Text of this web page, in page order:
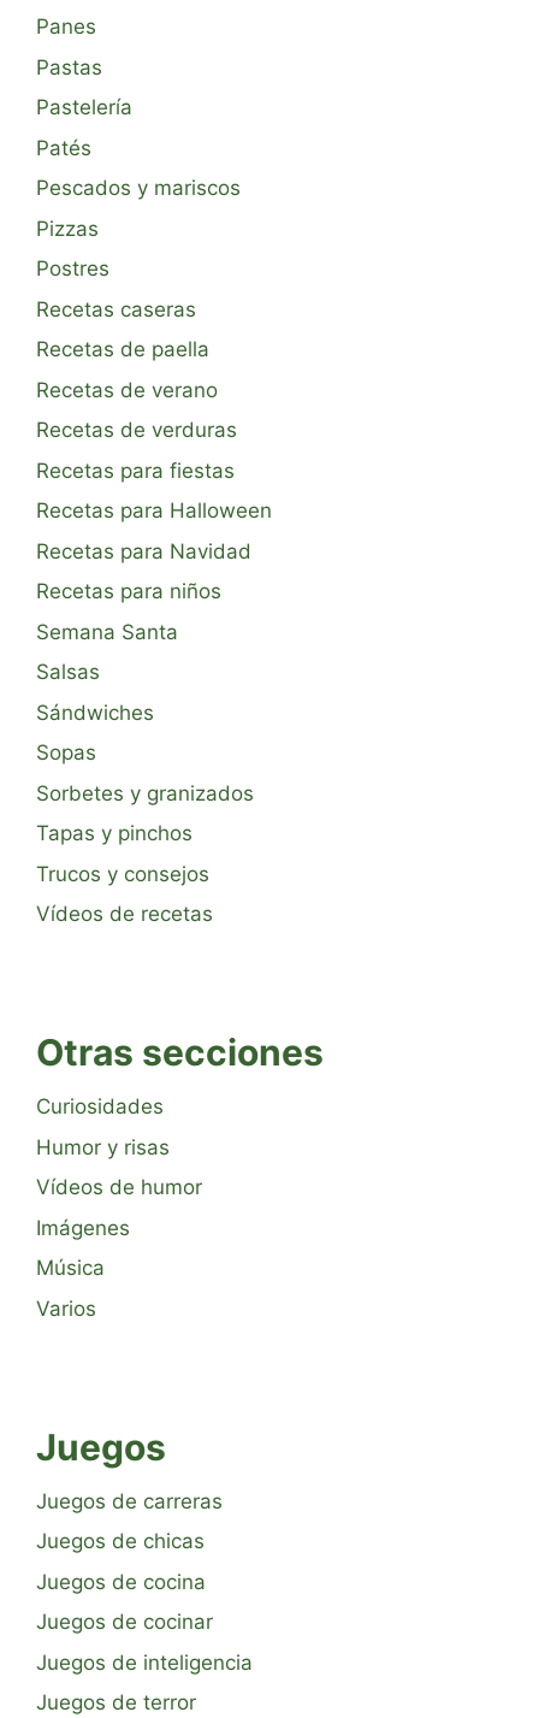
Panes
Pastas
Pastelería
Patés
Pescados y mariscos
Pizzas
Postres
Recetas caseras
Recetas de paella
Recetas de verano
Recetas de verduras
Recetas para fiestas
Recetas para Halloween
Recetas para Navidad
Recetas para niños
Semana Santa
Salsas
Sándwiches
Sopas
Sorbetes y granizados
Tapas y pinchos
Trucos y consejos
Vídeos de recetas
Otras secciones
Curiosidades
Humor y risas
Vídeos de humor
Imágenes
Música
Varios
Juegos
Juegos de carreras
Juegos de chicas
Juegos de cocina
Juegos de cocinar
Juegos de inteligencia
Juegos de terror